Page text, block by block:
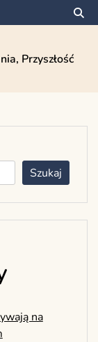
Przyszłość
Szukaj
na